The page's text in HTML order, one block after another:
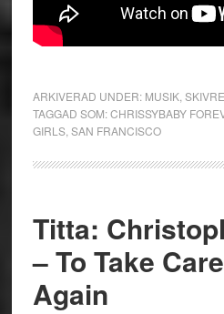
ARKIVERAD UNDER: MUSIK,
TAGGAD SOM:CHRISSYBABY
GIRLS, SAN FRANCISCO
Titta:
– To Take
Again